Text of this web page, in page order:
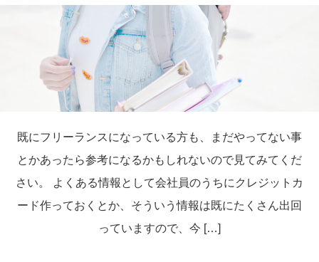
既にフリーランスになっている方も、まだやってない事
とかあったら参考になるかもしれないので見てみてくだ
さい。 よくある情報として会社員のうちにクレジットカ
ード作っておくとか、そういう情報は既にたくさん出回
っていますので、今 […]